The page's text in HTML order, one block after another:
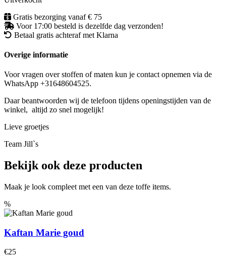
Gratis bezorging vanaf € 75
Voor 17:00 besteld is dezelfde dag verzonden!
Betaal gratis achteraf met Klarna
Overige informatie
Voor vragen over stoffen of maten kun je contact opnemen via de
WhatsApp +31648604525.
Daar beantwoorden wij de telefoon tijdens openingstijden van de
winkel, altijd zo snel mogelijk!
Lieve groetjes
Team Jill`s
Bekijk ook deze producten
Maak je look compleet met een van deze toffe items.
%
Kaftan Marie goud
€25